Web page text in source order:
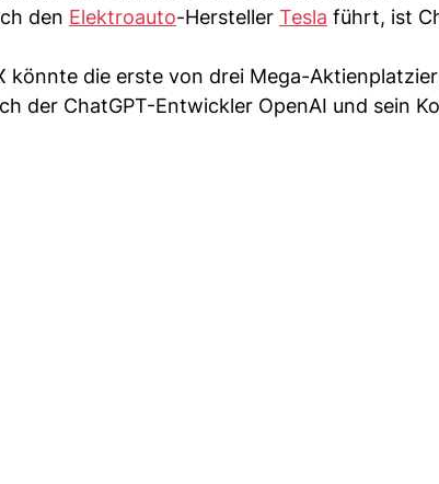
den Elektroauto-Hersteller Tesla führt, ist
könnte die erste von drei Mega-
der ChatGPT-Entwickler OpenAI und sein